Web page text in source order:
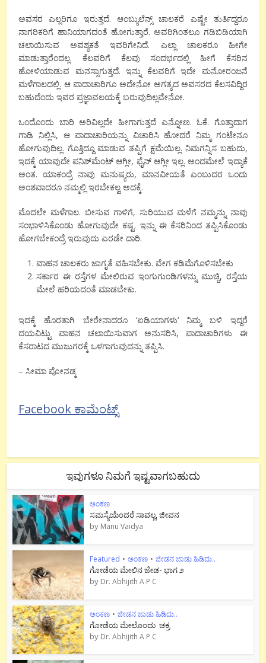
ಅವಸರ ಎಲ್ಲರಿಗೂ ಇರುತ್ತದೆ. ಆಂಬ್ಯುಲೆನ್ಸ್ ಚಾಲಕರೆ ಎಷ್ಟೇ ತುರ್ತಿದ್ದರೂ
ನಾಗರಿಕರಿಗೆ ಹಾನಿಯಾಗದಂತೆ ಹೋಗುತ್ತಾರೆ. ಅವರಿಗಿಂತಲೂ ಗಡಿಬಿಡಿಯಾಗಿ
ಚಲಾಯಿಸುವ ಅವಶ್ಯಕತೆ ಇವರಿಗೇನಿದೆ. ಎಲ್ಲಾ ಚಾಲಕರೂ ಹೀಗೇ
ಮಾಡುತ್ತಾರೆಂದಲ್ಲ. ಕೆಲವರಿಗೆ ಕೆಲವು ಸಂದರ್ಭದಲ್ಲಿ ಹೀಗೆ ಕೆಸರಿನ
ಹೋಳಿಯಾಡುವ ಮನಸ್ಸಾಗುತ್ತದೆ. ಇನ್ನು ಕೆಲವರಿಗೆ ಇದೇ ಮನೋರಂಜನೆ
ಮಳೆಗಾಲದಲ್ಲಿ. ಆ ಪಾದಾಚಾರಿಗೂ ಅದೇನೋ ಅಗತ್ಯದ ಅವಸರದ ಕೆಲಸವಿದ್ದಿರ
ಬಹುದೆಂದು ಇವರ ಪ್ರಜ್ಞಾವಲಯಕ್ಕೆ ಬರುವುದಿಲ್ಲವೇನೋ.
ಒಂದೊಂದು ಬಾರಿ ಅರಿವಿಲ್ಲದೇ ಹೀಗಾಗುತ್ತದೆ ಎನ್ನೋಣ. ಓಕೆ. ಗೊತ್ತಾದಾಗ
ಗಾಡಿ ನಿಲ್ಲಿಸಿ, ಆ ಪಾದಾಚಾರಿಯನ್ನು ವಿಚಾರಿಸಿ ಹೋದರೆ ನಿಮ್ಮ ಗಂಟೇನೂ
ಹೋಗುವುದಿಲ್ಲ. ಗೊತ್ತಿದ್ದೂ ಮಾಡುವ ತಪ್ಪಿಗೆ ಕ್ಷಮೆಯಿಲ್ಲ. ನಿಮಗನ್ನಿಸ ಬಹುದು,
ಇದಕ್ಕೆ ಯಾವುದೇ ಪನಿಶ್‍ಮೆಂಟ್ ಆಗ್ಲೀ, ಫೈನ್ ಆಗ್ಲೀ ಇಲ್ಲ. ಅಂದಮೇಲೆ ಇದ್ಯಾಕೆ
ಅಂತ. ಯಾಕಂದ್ರೆ ನಾವು ಮನುಷ್ಯರು, ಮಾನವೀಯತೆ ಎಂಬುದರ ಒಂದು
ಅಂಶವಾದರೂ ನಮ್ಮಲ್ಲಿ ಇರಬೇಕಲ್ವ ಅದಕ್ಕೆ.
ಮೊದಲೇ ಮಳೆಗಾಲ. ಬೀಸುವ ಗಾಳಿಗೆ, ಸುರಿಯುವ ಮಳೆಗೆ ನಮ್ಮನ್ನು ನಾವು
ಸಂಭಾಳಿಸಿಕೊಂಡು ಹೋಗುವುದೇ ಕಷ್ಟ. ಇನ್ನು ಈ ಕೆಸರಿನಿಂದ ತಪ್ಪಿಸಿಕೊಂಡು
ಹೋಗಬೇಕಂದ್ರೆ ಇರುವುದು ಎರಡೇ ದಾರಿ.
ವಾಹನ ಚಾಲಕರು ಜಾಗೃತೆ ವಹಿಸಬೇಕು. ವೇಗ ಕಡಿಮೆಗೊಳಿಸಬೇಕು
ಸರ್ಕಾರ ಈ ರಸ್ತೆಗಳ ಮೇಲಿರುವ ಇಂಗುಗುಂಡಿಗಳನ್ನು ಮುಚ್ಚಿ, ರಸ್ತೆಯ
ಮೇಲೆ ಹರಿಯದಂತೆ ಮಾಡಬೇಕು.
ಇದಕ್ಕೆ ಹೊರತಾಗಿ ಬೇರೇನಾದರೂ ‘ಐಡಿಯಾಗಳು’ ನಿಮ್ಮ ಬಳಿ ಇದ್ದರೆ
ದಯವಿಟ್ಟು ವಾಹನ ಚಲಾಯಿಸುವಾಗ ಅನುಸರಿಸಿ, ಪಾದಾಚಾರಿಗಳು ಈ
ಕೆಸರಾಟದ ಮುಜುಗರಕ್ಕೆ ಒಳಗಾಗುವುದನ್ನು ತಪ್ಪಿಸಿ.
– ಸೀಮಾ ಪೋನಡ್ಕ
Facebook ಕಾಮೆಂಟ್ಸ್
ಇವುಗಳೂ ನಿಮಗೆ ಇಷ್ಟವಾಗಬಹುದು
ಅಂಕಣ
ಸಮಸ್ಯೆಯೆಂದರೆ ಸಾವಲ್ಲ, ಜೀವನ
by Manu Vaidya
Featured • ಅಂಕಣ • ಜೇಡನ ಜಾಡು ಹಿಡಿದು..
ಗೋಡೆಯ ಮೇಲಿನ ಜೇಡ- ಭಾಗ ೨
by Dr. Abhijith A P C
ಅಂಕಣ • ಜೇಡನ ಜಾಡು ಹಿಡಿದು..
ಗೋಡೆಯ ಮೇಲೊಂದು ಚಕ್ರ
by Dr. Abhijith A P C